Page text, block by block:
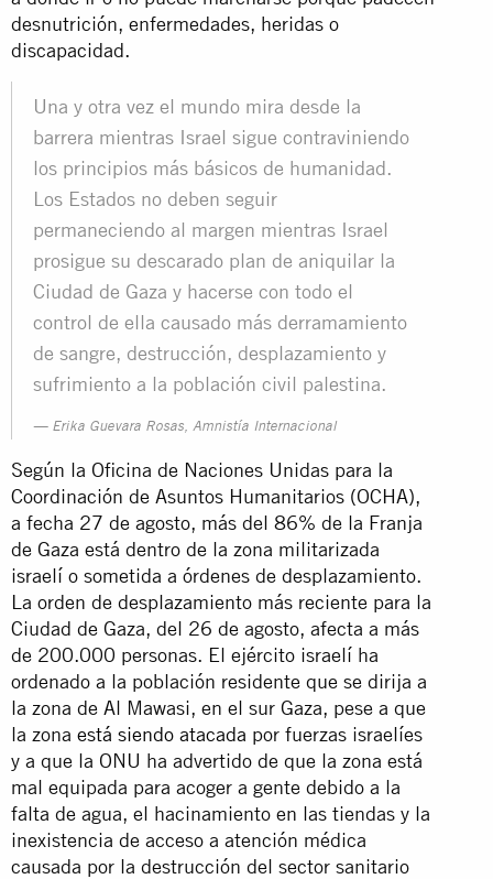
desnutrición, enfermedades, heridas o
discapacidad.
Una y otra vez el mundo mira desde la
barrera mientras Israel sigue contraviniendo
los principios más básicos de humanidad.
Los Estados no deben seguir
permaneciendo al margen mientras Israel
prosigue su descarado plan de aniquilar la
Ciudad de Gaza y hacerse con todo el
control de ella causado más derramamiento
de sangre, destrucción, desplazamiento y
sufrimiento a la población civil palestina.
Erika Guevara Rosas, Amnistía Internacional
Según la Oficina de Naciones Unidas para la
Coordinación de Asuntos Humanitarios (OCHA),
a fecha 27 de agosto, más del 86% de la Franja
de Gaza está dentro de la zona militarizada
israelí o sometida a órdenes de desplazamiento.
La orden de desplazamiento más reciente para la
Ciudad de Gaza, del 26 de agosto, afecta a más
de 200.000 personas. El ejército israelí ha
ordenado a la población residente que se dirija a
la zona de Al Mawasi, en el sur Gaza, pese a que
la zona está siendo atacada por fuerzas israelíes
y a que la ONU ha advertido de que la zona está
mal equipada para acoger a gente debido a la
falta de agua, el hacinamiento en las tiendas y la
inexistencia de acceso a atención médica
causada por la destrucción del sector sanitario